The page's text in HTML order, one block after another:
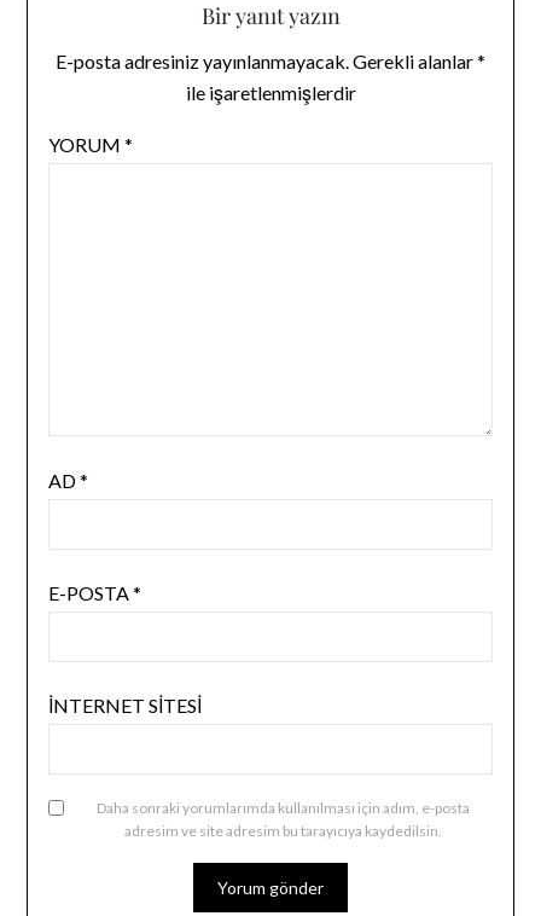
Bir yanıt yazın
E-posta adresiniz yayınlanmayacak.Gerekli alanlar*
ile işaretlenmişlerdir
YORUM *
AD*
E-POSTA*
İNTERNET SITESI
Daha sonraki yorumlarımda kullanılması için adım, e-posta
adresim ve site adresim bu tarayıcıya kaydedilsin.